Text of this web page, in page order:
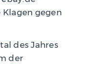
gegen
des Jahres
der